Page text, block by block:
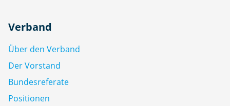
Verband
Über den Verband
Der Vorstand
Bundesreferate
Positionen